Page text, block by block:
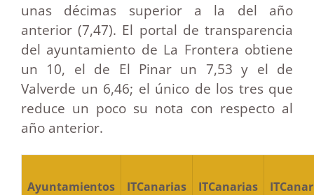
unas décimas superior a la del año
anterior (7,47). El portal de transparencia
del ayuntamiento de La Frontera obtiene
un 10, el de El Pinar un 7,53 y el de
Valverde un 6,46; el único de los tres que
reduce un poco su nota con respecto al
año anterior.
Ayuntamientos
ITCanarias
ITCanarias